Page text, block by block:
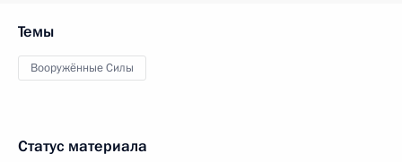
Темы
Вооружённые Силы
Статус материала